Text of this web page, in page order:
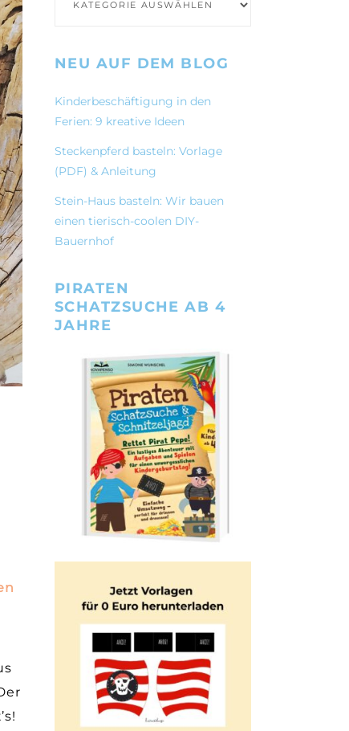
NEU AUF DEM BLOG
Kinderbeschäftigung in den
Ferien: 9 kreative Ideen
Steckenpferd basteln: Vorlage
(PDF) & Anleitung
Stein-Haus basteln: Wir bauen
einen tierisch-coolen DIY-
Bauernhof
PIRATEN
SCHATZSUCHE AB 4
JAHRE